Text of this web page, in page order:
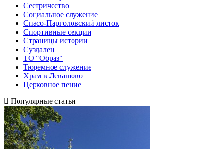
Сестричество
Социальное служение
Спасо-Парголовский листок
Спортивные секции
Страницы истории
Суздалец
ТО "Образ"
Тюремное служение
Храм в Левашово
Церковное пение
Популярные статьи